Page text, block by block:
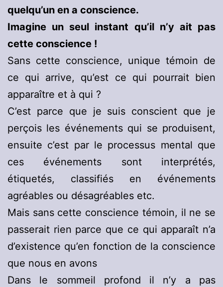
quelqu’un en a conscience.
Imagine un seul instant qu’il n’y ait pas
cette conscience !
Sans cette conscience, unique témoin de
ce qui arrive, qu’est ce qui pourrait bien
apparaître et à qui ?
C’est parce que je suis conscient que je
perçois les événements qui se produisent,
ensuite c’est par le processus mental que
ces événements sont interprétés,
étiquetés, classifiés en événements
agréables ou désagréables etc.
Mais sans cette conscience témoin, il ne se
passerait rien parce que ce qui apparaît n’a
d’existence qu’en fonction de la conscience
que nous en avons
Dans le sommeil profond il n’y a pas